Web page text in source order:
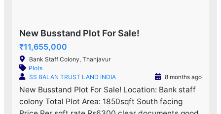
New Busstand Plot For Sale!
₹11,655,000
Bank Staff Colony, Thanjavur
Plots
SS BALAN TRUST LAND INDIA
8 months ago
New Busstand Plot For Sale! Location: Bank staff
colony Total Plot Area: 1850sqft South facing